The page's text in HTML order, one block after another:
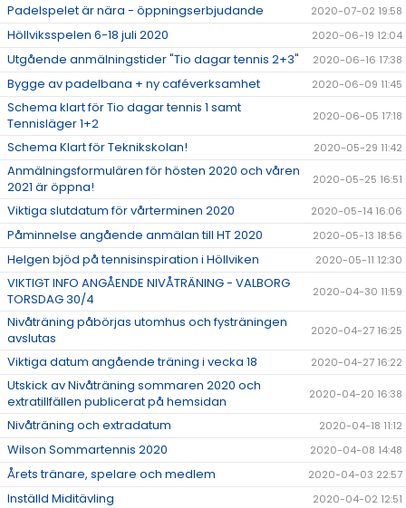
Padelspelet är nära - öppningserbjudande 2020-07-02 19:58
Höllviksspelen 6-18 juli 2020 2020-06-19 12:04
Utgående anmälningstider "Tio dagar tennis 2+3" 2020-06-16 17:38
Bygge av padelbana + ny caféverksamhet 2020-06-09 11:45
Schema klart för Tio dagar tennis 1 samt
Tennisläger 1+2
2020-06-05 17:18
Schema Klart för Teknikskolan! 2020-05-29 11:42
Anmälningsformulären för hösten 2020 och våren
2021 är öppna!
2020-05-25 16:51
Viktiga slutdatum för vårterminen 2020 2020-05-14 16:06
Påminnelse angående anmälan till HT 2020 2020-05-13 18:56
Helgen bjöd på tennisinspiration i Höllviken 2020-05-11 12:30
VIKTIGT INFO ANGÅENDE NIVÅTRÄNING - VALBORG
TORSDAG 30/4
2020-04-30 11:59
Nivåträning påbörjas utomhus och fysträningen
avslutas
2020-04-27 16:25
Viktiga datum angående träning i vecka 18 2020-04-27 16:22
Utskick av Nivåträning sommaren 2020 och
extratillfällen publicerat på hemsidan
2020-04-20 16:38
Nivåträning och extradatum 2020-04-18 11:12
Wilson Sommartennis 2020 2020-04-08 14:48
Årets tränare, spelare och medlem 2020-04-03 22:57
Inställd Miditävling 2020-04-02 12:51